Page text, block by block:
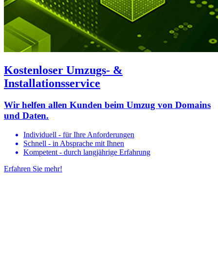
Kostenloser Umzugs- &
Installationsservice
Wir helfen allen Kunden beim Umzug von Domains
und Daten.
Individuell - für Ihre Anforderungen
Schnell - in Absprache mit Ihnen
Kompetent - durch langjährige Erfahrung
Erfahren Sie mehr!